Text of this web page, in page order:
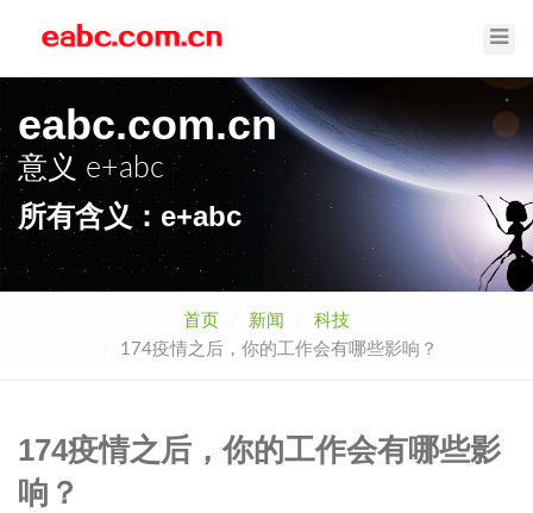
eabc.com.cn
意义e+abc
所有含义：e+abc
首页 新闻
科技
174疫情之后，你的工作会有哪些影响？
174疫情之后，你的工作会有哪些影
响？